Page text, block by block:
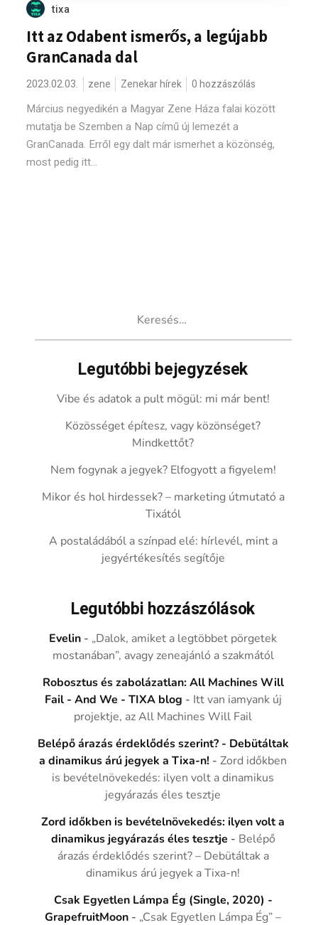
tixa
Itt az Odabent ismerős, a legújabb
GranCanada dal
2023.02.03. zene Zenekar hírek 0 hozzászólás
Március negyedikén a Magyar Zene Háza falai között
mutatja be Szemben a Nap című új lemezét a
GranCanada. Erről egy dalt már ismerhet a közönség,
most pedig itt...
Legutóbbi bejegyzések
Vibe és adatok a pult mögül: mi már bent!
Közösséget építesz, vagy közönséget?
Mindkettőt?
Nem fogynak a jegyek? Elfogyott a figyelem!
Mikor és hol hirdessek? – marketing útmutató a
Tixától
A postaládából a színpad elé: hírlevél, mint a
jegyértékesítés segítője
Legutóbbi hozzászólások
Evelin - „Dalok, amiket a legtöbbet pörgetek
mostanában”, avagy zeneajánló a szakmától
Robosztus és zabolázatlan: All Machines Will
Fail - And We - TIXA blog - Itt van iamyank új
projektje, az All Machines Will Fail
Belépő árazás érdeklődés szerint? - Debütáltak
a dinamikus árú jegyek a Tixa-n! -Zord időkben
is bevételnövekedés: ilyen volt a dinamikus
jegyárazás éles tesztje
Zord időkben is bevételnövekedés: ilyen volt a
dinamikus jegyárazás éles tesztje - Belépő
árazás érdeklődés szerint? – Debütáltak a
dinamikus árú jegyek a Tixa-n!
Csak Egyetlen Lámpa Ég (Single, 2020) -
GrapefruitMoon - „Csak Egyetlen Lámpa Ég” –